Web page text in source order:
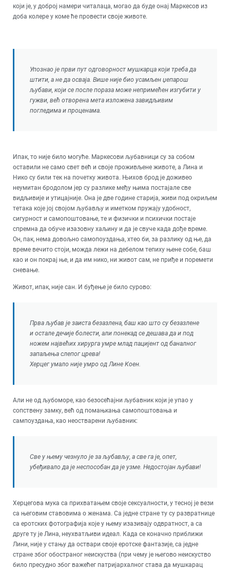
који је, у доброј намери читалаца, могао да буде онај Маркесов из
доба колере у коме ће провести своје животе.
Упознао је први пут одговорност мушкарца који треба да
штити, а не да осваја. Више није био усамљен џепарош
љубави, који се после пораза може непримећен изгубити у
гужви, већ отворена мета изложена завидљивим
погледима и проценама.
Ипак, то није било могуће. Маркесови љубавници су за собом
оставили не само свет већ и своје проживљене животе, а Лина и
Нико су били тек на почетку живота. Њихов брод је доживео
неумитан бродолом јер су разлике међу њима постајале све
видљивије и утицајније. Она је две године старија, живи под окриљем
тетака које јој својом љубављу и иметком пружају удобност,
сигурност и самопоштовање, те и физички и психички постаје
спремна да обуче изазовну хаљину и да је свуче када дође време.
Он, пак, нема довољно самопоуздања, хтео би, за разлику од ње, да
време вечито стоји, можда лежи на дебелом тепиху њене собе, баш
као и он покрај ње, и да им нико, ни живот сам, не приђе и поремети
сневање.
Живот, ипак, није сан. И буђење је било сурово:
Прва љубав је заиста безазлена, баш као што су безазлене
и остале дечије болести, али понекад се дешава да и под
ножем највећих хирурга умре млад пацијент од баналног
запаљења слепог црева!
Херцег умало није умро од Лине Коен.
Али не од љубоморе, као безосећајни љубавник који је упао у
сопствену замку, већ од помањкања самопоштовања и
сампоуздања, као неостварени љубавник:
Све у њему чезнуло је за љубављу, а све га је, опет,
убеђивало да је неспособан да је узме. Недостојан љубави!
Херцегова мука са прихватањем своје сексуалности, у тесној је вези
са његовим ставовима о женама. Са једне стране ту су развратнице
са еротских фотографија које у њему изазивају одвратност, а са
друге ту је Лина, неухватљиви идеал. Када се коначно приближи
Лини, није у стању да оствари своје еротске фантазије, са једне
стране због обостраног неискуства (при чему је његово неискуство
било пресудно због важећег патријархалног става да мушкарац